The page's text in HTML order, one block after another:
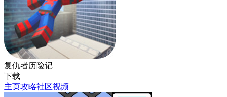
复仇者历险记
下载
主页攻略社区视频